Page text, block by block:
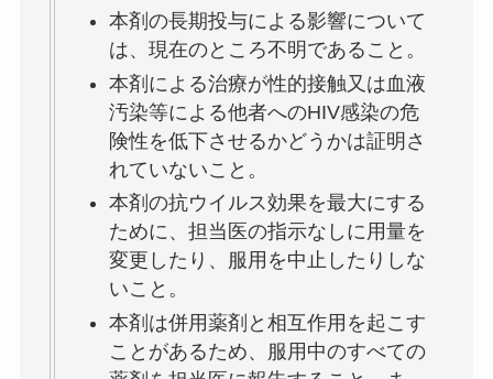
本剤の長期投与による影響について
は、現在のところ不明であること。
本剤による治療が性的接触又は血液
汚染等による他者へのHIV感染の危
険性を低下させるかどうかは証明さ
れていないこと。
本剤の抗ウイルス効果を最大にする
ために、担当医の指示なしに用量を
変更したり、服用を中止したりしな
いこと。
本剤は併用薬剤と相互作用を起こす
ことがあるため、服用中のすべての